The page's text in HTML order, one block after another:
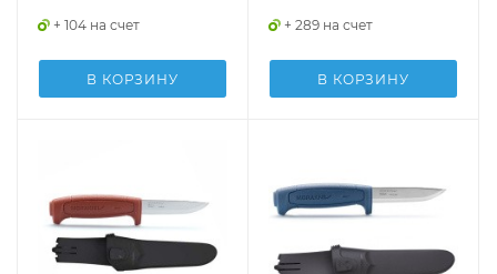
+ 104 на счет
В КОРЗИНУ
+ 289 на счет
В КОРЗИНУ